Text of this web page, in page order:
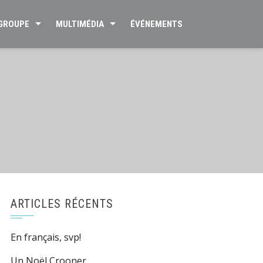
MULTIMÉDIA ÉVÉNEMENTS
ARTICLES RÉCENTS
En français, svp!